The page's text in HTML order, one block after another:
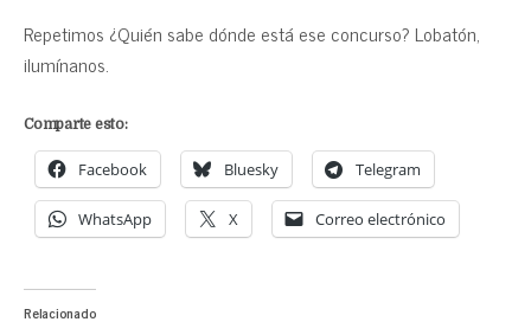
Repetimos ¿Quién sabe dónde está ese concurso? Lobatón,
ilumínanos.
Comparte esto:
Facebook Bluesky Telegram
WhatsApp X Correo electrónico
Relacionado